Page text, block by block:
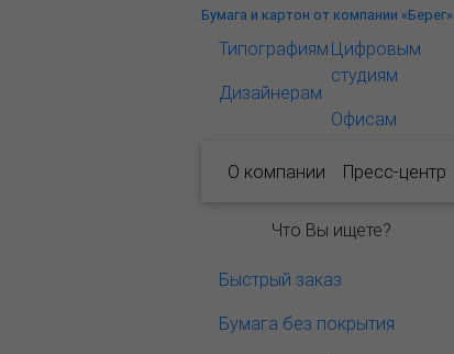
Бумага и картон от компании «Берег»
Типографиям
Дизайнерам
Цифровым
студиям
Офисам
О компании Пресс-центр
Что Вы ищете?
Быстрый заказ
Бумага без покрытия